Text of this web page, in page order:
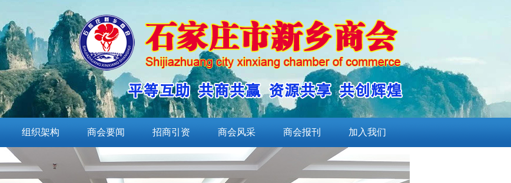
组织架构 商会要闻 招商引资 商会风采 商会报刊 加入我们